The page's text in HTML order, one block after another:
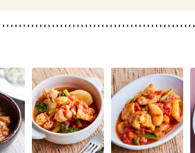
婦健診・血糖値が気になる（初期） 妊娠高血圧(中期)